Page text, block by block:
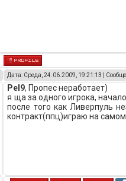
Дата: Среда, 24.06.2009, 19:21:13 |
Pel9, Пропес неработает)
я ща за одного игрока,
после того как Ливерпуль
контракт(ппц)играю на